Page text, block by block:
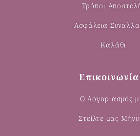
Τρόποι
Ασφάλεια
Καλάθι
Επικοινωνία
Ο Λογαριασμός
Στείλτε μας